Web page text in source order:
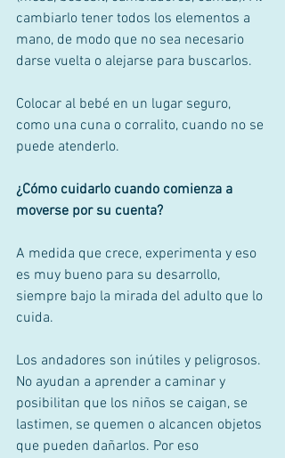
cambiarlo tener todos los elementos a
mano, de modo que no sea necesario
darse vuelta o alejarse para buscarlos.
Colocar al bebé en un lugar seguro,
como una cuna o corralito, cuando no se
puede atenderlo.
¿Cómo cuidarlo cuando comienza a
moverse por su cuenta?
A medida que crece, experimenta y eso
es muy bueno para su desarrollo,
siempre bajo la mirada del adulto que lo
cuida.
Los andadores son inútiles y peligrosos.
No ayudan a aprender a caminar y
posibilitan que los niños se caigan, se
lastimen, se quemen o alcancen objetos
que pueden dañarlos. Por eso